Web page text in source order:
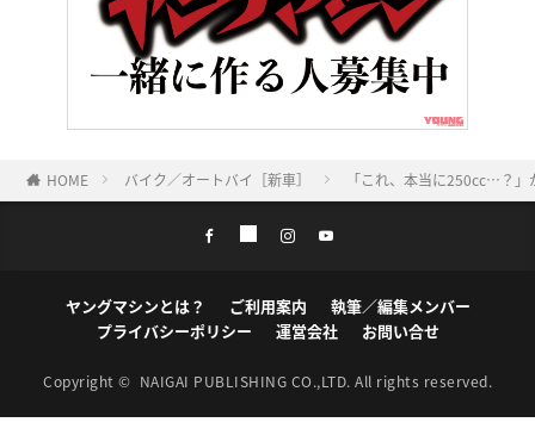
HOME バイク／オートバイ［新車］ 「これ、本当に250cc…？
ヤングマシンとは？ ご利用案内
執筆／編集メンバー
プライバシーポリシー
運営会社 お問い合せ
Copyright © NAIGAI PUBLISHING CO.,LTD. All rights reserved.